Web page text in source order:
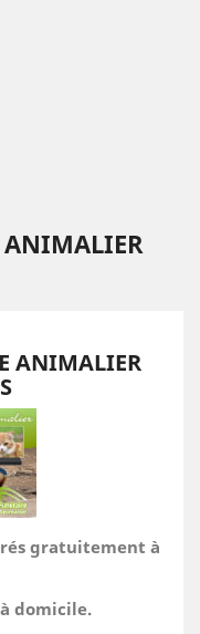
ANIMALIER
ANIMALIER
gratuitement à
domicile.